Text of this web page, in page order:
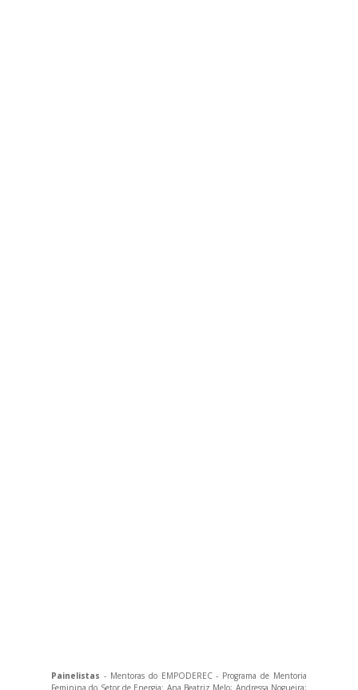
Painelistas - Mentoras do EMPODEREC - Programa de Mentoria